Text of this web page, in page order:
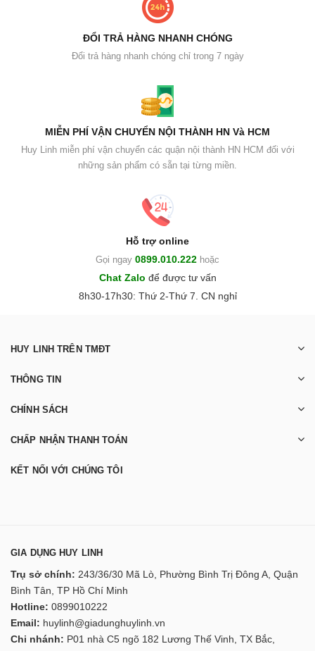
ĐỔI TRẢ HÀNG NHANH CHÓNG
Đổi trả hàng nhanh chóng chỉ trong 7 ngày
MIỄN PHÍ VẬN CHUYỂN NỘI THÀNH HN Và HCM
Huy Linh miễn phí vận chuyển các quận nội thành HN HCM đối với
những sản phẩm có sẵn tại từng miền.
Hỗ trợ online
Gọi ngay 0899.010.222 hoặc
Chat Zalo để được tư vấn
8h30-17h30: Thứ 2-Thứ 7. CN nghỉ
HUY LINH TRÊN TMĐT
THÔNG TIN
CHÍNH SÁCH
CHẤP NHẬN THANH TOÁN
KẾT NỐI VỚI CHÚNG TÔI
GIA DỤNG HUY LINH
Trụ sở chính: 243/36/30 Mã Lò, Phường Bình Trị Đông A, Quận
Bình Tân, TP Hồ Chí Minh
Hotline: 0899010222
Email: huylinh@giadunghuylinh.vn
Chi nhánh: P01 nhà C5 ngõ 182 Lương Thế Vinh, TX Bắc,